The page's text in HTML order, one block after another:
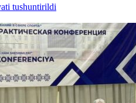
tushuntirildi